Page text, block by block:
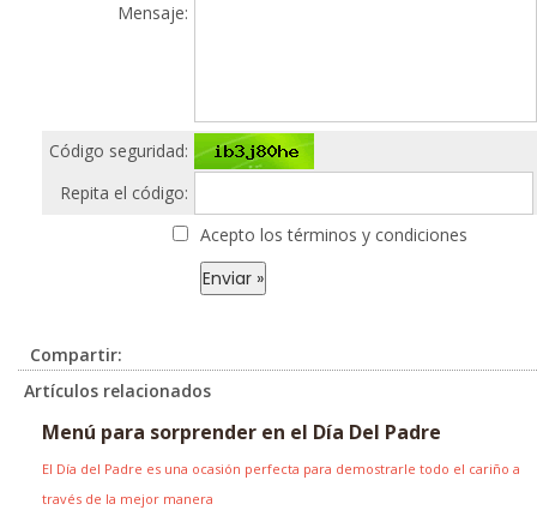
Mensaje:
Código seguridad:
Repita el código:
Acepto los términos y condiciones
Compartir:
Artículos relacionados
Menú para sorprender en el Día Del Padre
El Día del Padre es una ocasión perfecta para demostrarle todo el cariño a
través de la mejor manera